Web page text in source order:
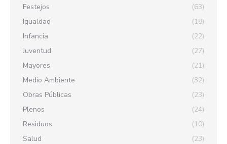
Festejos
(63)
Igualdad
(18)
Infancia
(22)
Juventud
(27)
Mayores
(21)
Medio Ambiente
(32)
Obras Públicas
(23)
Plenos
(24)
Residuos
(10)
Salud
(23)